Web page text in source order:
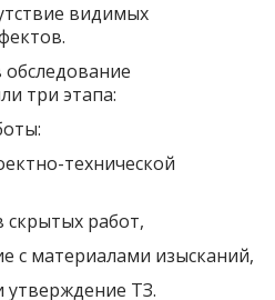
видимых
три этапа:
технической
скрытых работ,
с материалами изысканий,
утверждение ТЗ.